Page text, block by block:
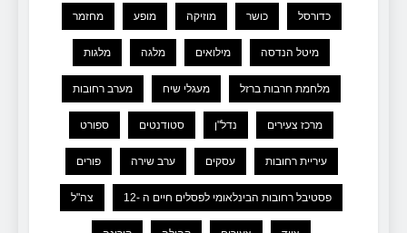
כדורסל כושר מוזיקה מופע מחזמר
מיטל הנדסה מילואים מלגה מלגות
מלחמת חרבות ברזל מעגלי שיח מערב רחובות
מרכז צעירים נדל"ן סטודנטים ספורט
עיריית רחובות עסקים ערב שירה פורים
פסטיבל רחובות הבינלאומי לפסלים חיים ה -12 צה"ל